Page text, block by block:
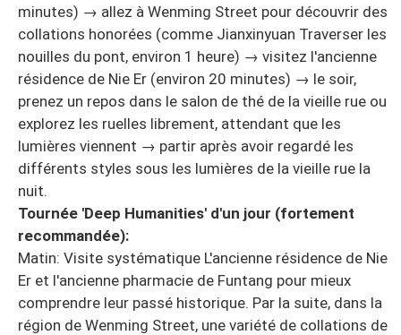
minutes) → allez à Wenming Street pour découvrir des
collations honorées (comme Jianxinyuan Traverser les
nouilles du pont, environ 1 heure) → visitez l'ancienne
résidence de Nie Er (environ 20 minutes) → le soir,
prenez un repos dans le salon de thé de la vieille rue ou
explorez les ruelles librement, attendant que les
lumières viennent → partir après avoir regardé les
différents styles sous les lumières de la vieille rue la
nuit.
Tournée 'Deep Humanities' d'un jour (fortement
recommandée):
Matin: Visite systématique L'ancienne résidence de Nie
Er et l'ancienne pharmacie de Funtang pour mieux
comprendre leur passé historique. Par la suite, dans la
région de Wenming Street, une variété de collations de